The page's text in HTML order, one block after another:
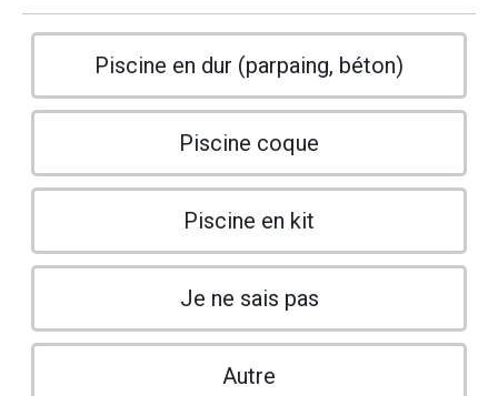
Piscine en dur (parpaing, béton)
Piscine coque
Piscine en kit
Je ne sais pas
Autre